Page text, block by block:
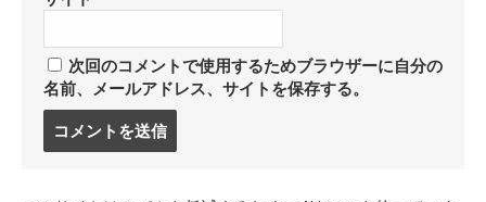
次回のコメントで使用するためブラウザーに自分の
名前、メールアドレス、サイトを保存する。